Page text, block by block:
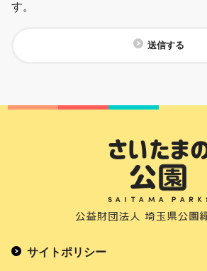
す。
送信する
サイトポリシー